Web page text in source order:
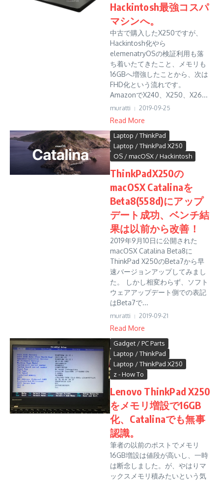
Hackintosh最強コスパ
マシンへ。
中古で購入したX250ですが、
Hackintosh化やら
elemenatryOSの検証利用も落
ち着いたてきたこと、メモリも
16GBへ増強したことから、次は
FHD化という流れです。
AmazonでX240、X250、X26...
muratti 2019-09-25
Read More
Laptop / ThinkPad
Laptop / ThinkPad X250
OS / macOSX / Hackintosh
ThinkPadX250の
macOSX Catalinaを
Beta8(558d)にアップ
デート成功、ベンチ結
果は以前から改善！
2019年9月10日に公開された
macOSX Catalina Beta8に
ThinkPad X250のBeta7から早
速バージョンアップしてみまし
た。 しかし相変わらず、ソフト
ウェアアップデート側での表記
はBeta7で...
muratti 2019-09-21
Read More
Gadget / PC Parts
Laptop / ThinkPad
Laptop / ThinkPad X250
z - How To
Lenovo ThinkPad X250
をメモリ増設で16GB
化、Catalinaでも無事
認識。
筆者の以前のポストでメモリ
16GB増設は値段が高いし、一時
は断念しました。が、やはりマ
ックスメモリ積みたいという気